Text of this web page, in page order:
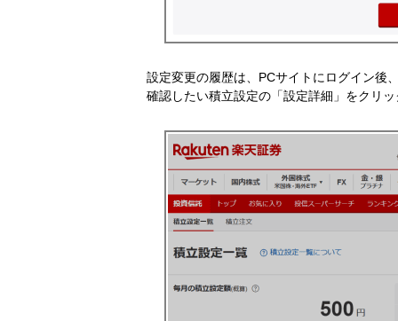
設定変更の履歴は、PCサイトにログイン後
確認したい積立設定の「設定詳細」をクリ